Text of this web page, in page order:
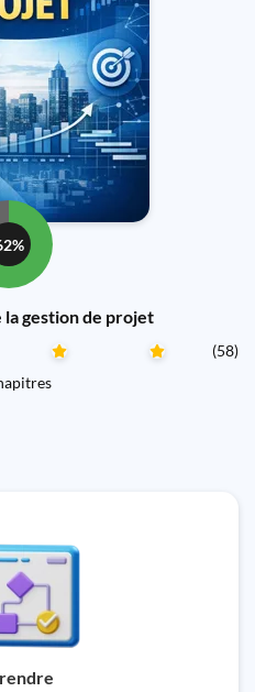
gestion de projet
(58)